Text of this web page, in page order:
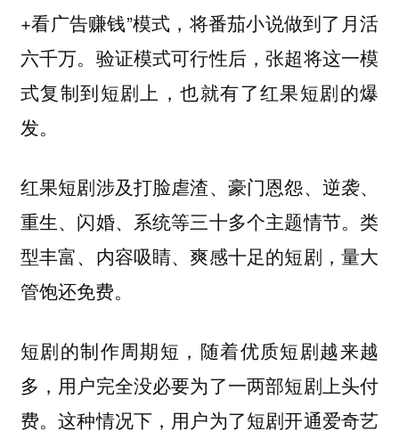
+看广告赚钱”模式，将番茄小说做到了月活
六千万。验证模式可行性后，张超将这一模
式复制到短剧上，也就有了红果短剧的爆
发。
红果短剧涉及打脸虐渣、豪门恩怨、逆袭、
重生、闪婚、系统等三十多个主题情节。类
型丰富、内容吸睛、爽感十足的短剧，量大
管饱还免费。
短剧的制作周期短，随着优质短剧越来越
多，用户完全没必要为了一两部短剧上头付
费。这种情况下，用户为了短剧开通爱奇艺